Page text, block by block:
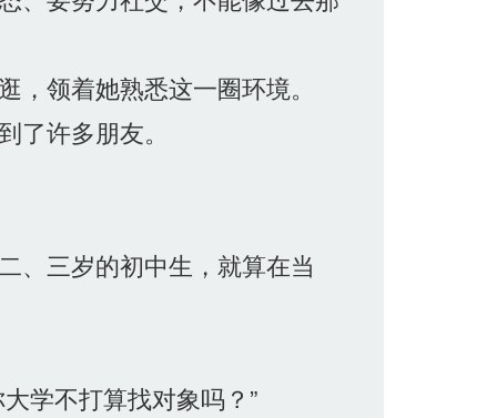
领着她熟悉这一圈环境。
许多朋友。
、三岁的初中生，就算在当
学不打算找对象吗？”